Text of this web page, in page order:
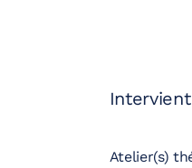
Atelier(s)